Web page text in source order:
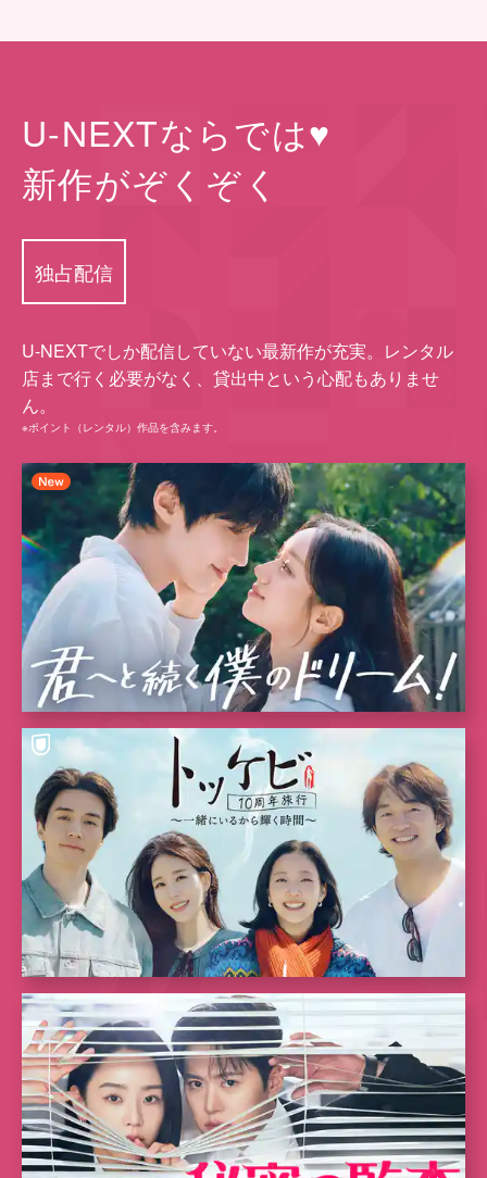
U-NEXTならでは♥
新作がぞくぞく
独占配信
U-NEXTでしか配信していない最新作が充実。レンタル
店まで⾏く必要がなく、貸出中という⼼配もありませ
ん。
※ポイント（レンタル）作品を含みます。